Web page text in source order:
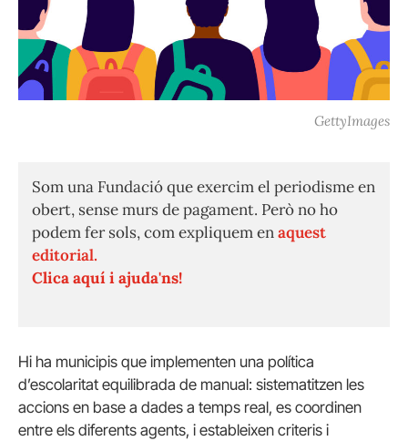
GettyImages
Som una Fundació que exercim el periodisme en
obert, sense murs de pagament. Però no ho
podem fer sols, com expliquem enaquest
editorial.
Clica aquí i ajuda'ns!
Hi ha municipis que implementen una política
d’escolaritat equilibrada de manual: sistematitzen les
accions en base a dades a temps real, es coordinen
entre els diferents agents, i estableixen criteris i